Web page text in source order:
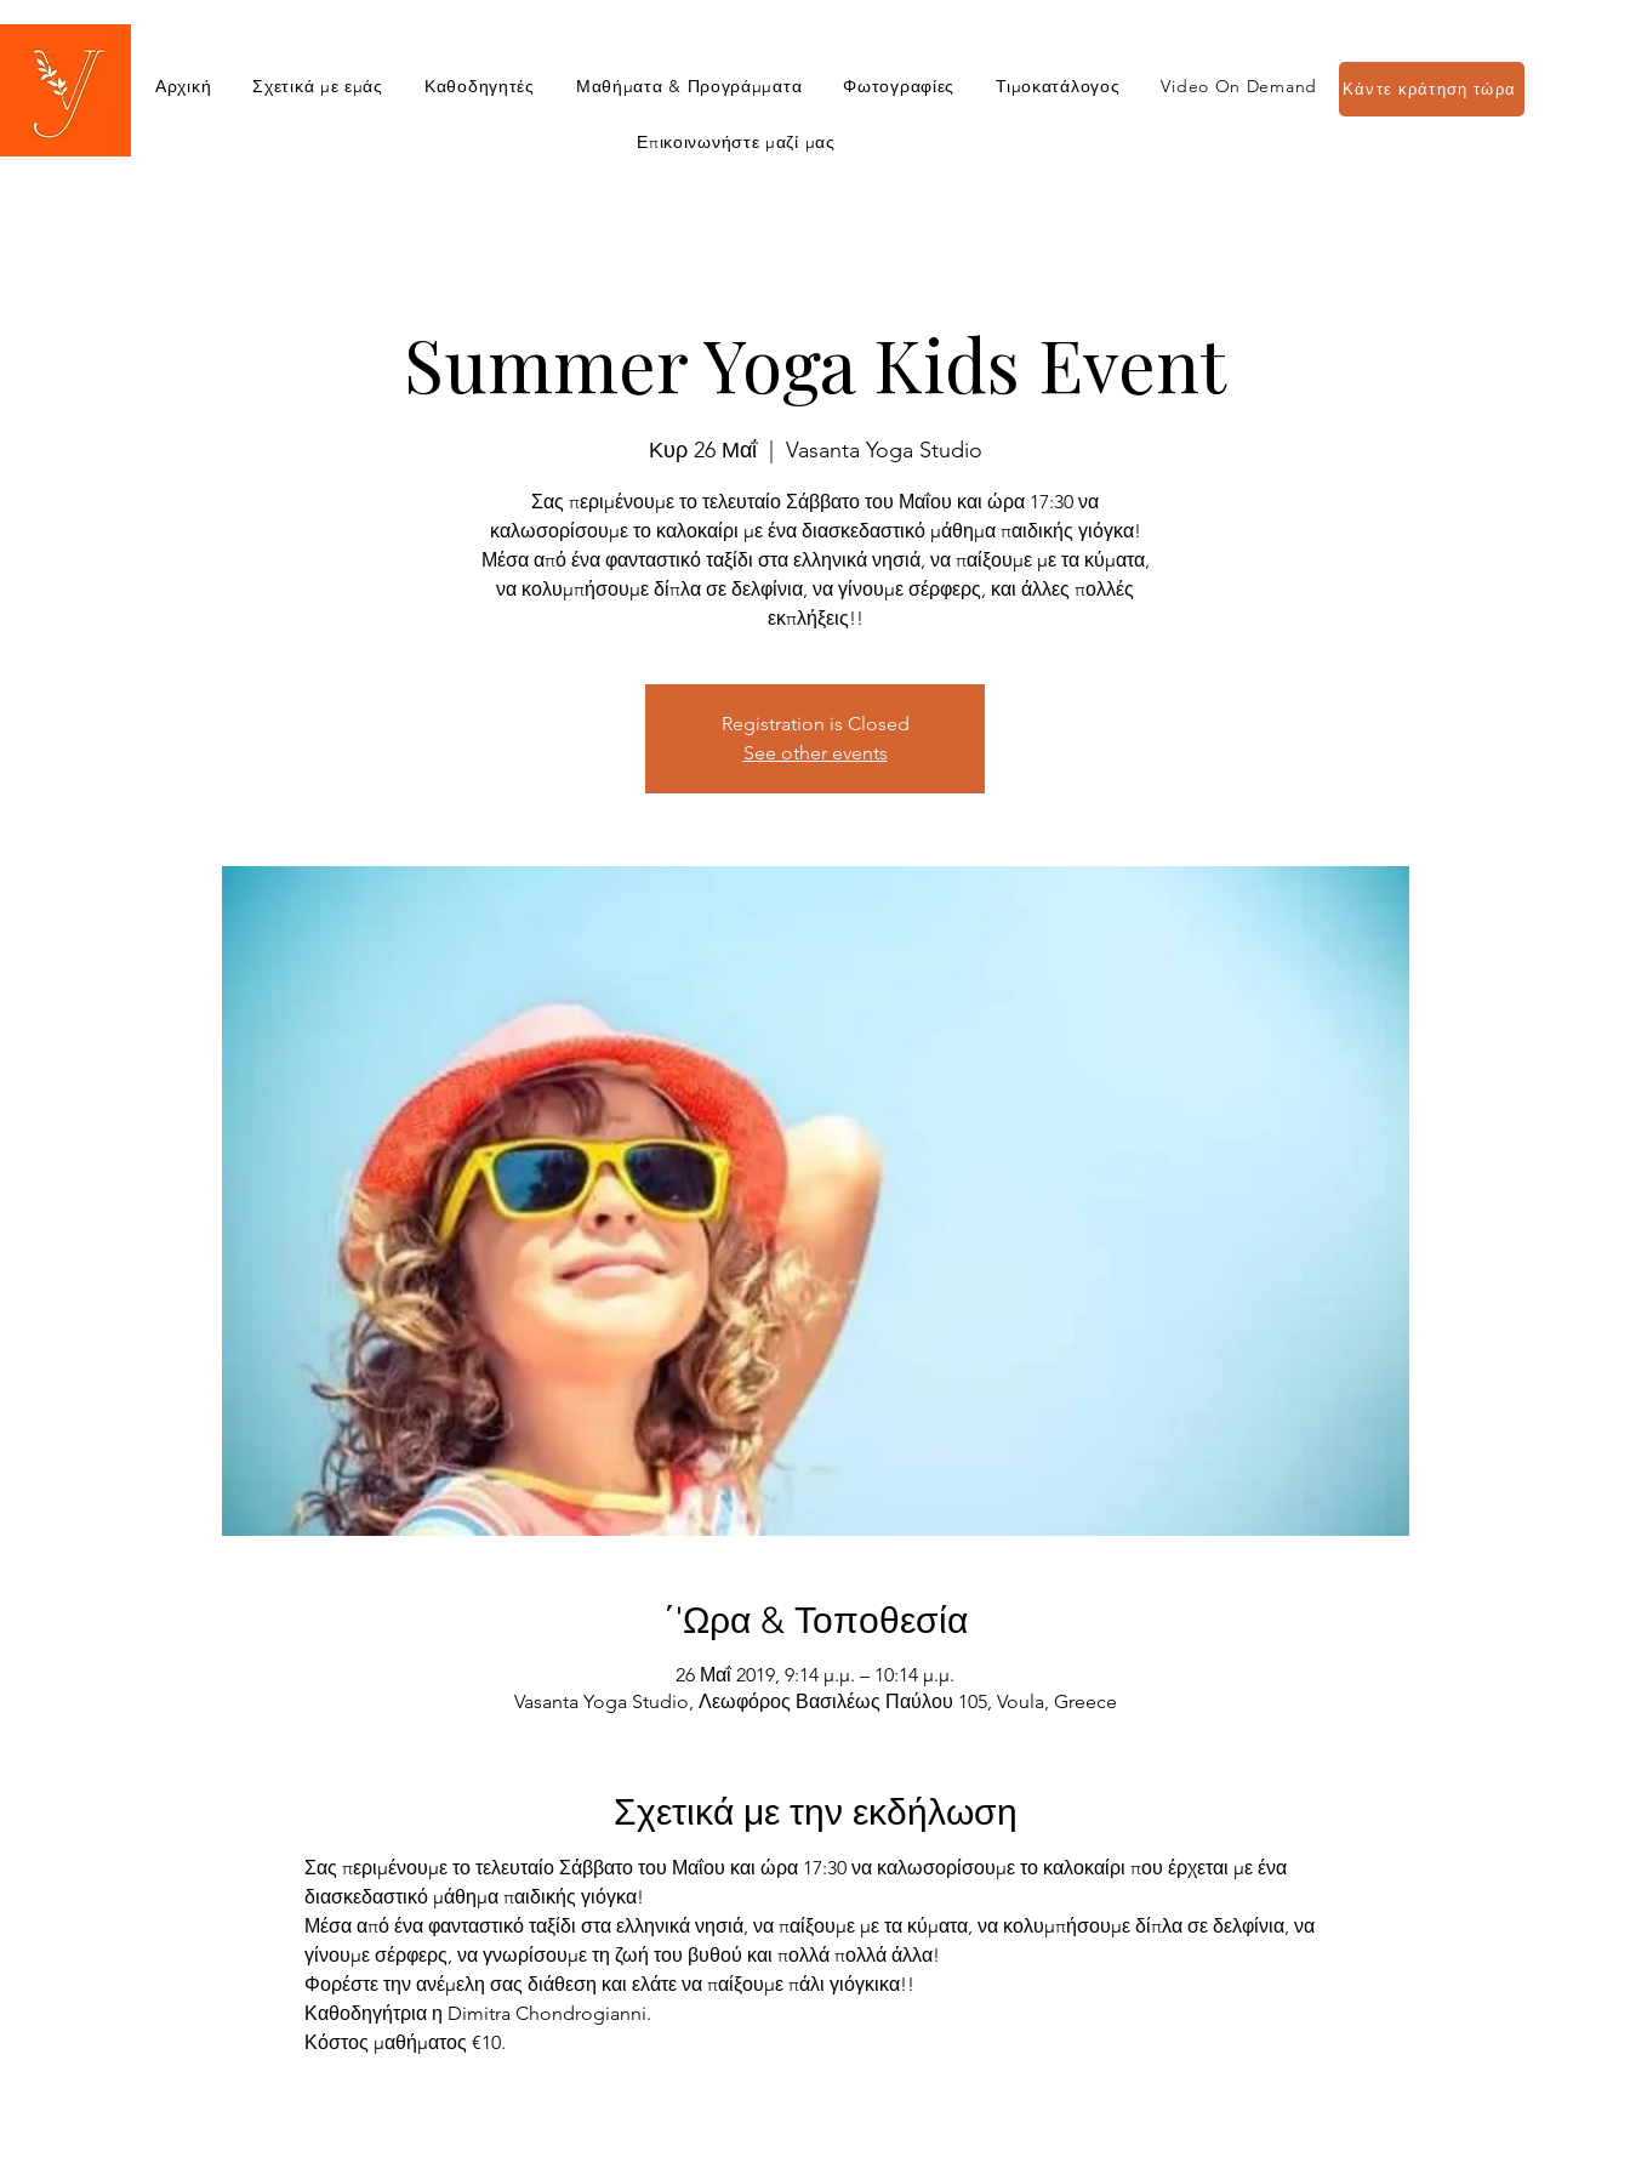
Αρχική Σχετικά με εμάς Καθοδηγητές Μαθήματα & Προγράμματα Φωτογραφίες Τιμοκατάλογος Video On Demand
Επικοινωνήστε μαζί μας
Κάντε κράτηση τώρα
Summer Yoga Kids Event
Κυρ 26 Μαΐ
  |
Vasanta Yoga Studio
Σας περιμένουμε το τελευταίο Σάββατο του Μαΐου και ώρα 17:30 να
καλωσορίσουμε το καλοκαίρι με ένα διασκεδαστικό μάθημα παιδικής γιόγκα!
Μέσα από ένα φανταστικό ταξίδι στα ελληνικά νησιά, να παίξουμε με τα κύματα,
να κολυμπήσουμε δίπλα σε δελφίνια, να γίνουμε σέρφερς, και άλλες πολλές
εκπλήξεις!!
Registration is Closed
See other events
΄'Ωρα & Τοποθεσία
26 Μαΐ 2019, 9:14 μ.μ. – 10:14 μ.μ.
Vasanta Yoga Studio, Λεωφόρος Βασιλέως Παύλου 105, Voula, Greece
Σχετικά με την εκδήλωση
Σας περιμένουμε το τελευταίο Σάββατο του Μαΐου και ώρα 17:30 να καλωσορίσουμε το καλοκαίρι που έρχεται με ένα
Μέσα από ένα φανταστικό ταξίδι στα ελληνικά νησιά, να παίξουμε με τα κύματα, να κολυμπήσουμε δίπλα σε δελφίνια, να
Κόστος μαθήματος €10.